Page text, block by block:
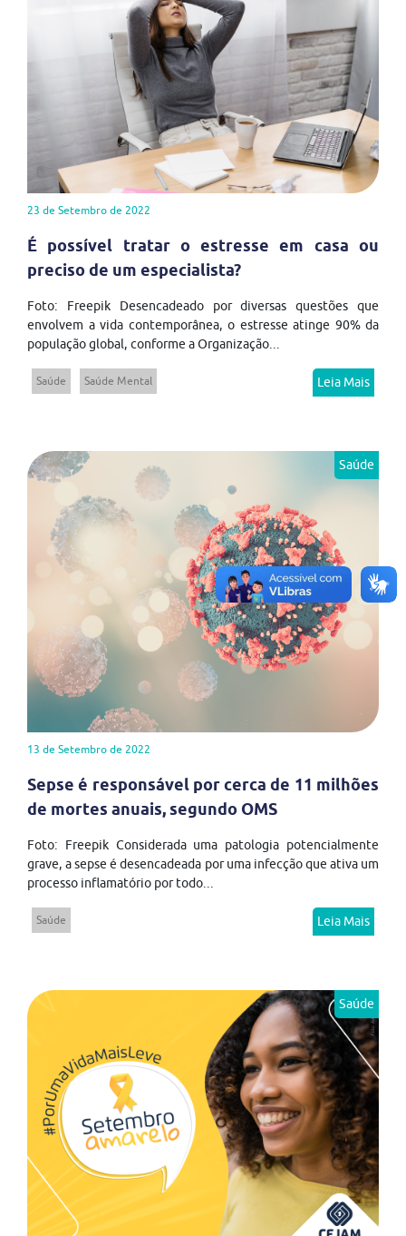
23 de Setembro de 2022
É possível tratar o estresse em casa ou
preciso de um especialista?
Foto: Freepik Desencadeado por diversas questões que
envolvem a vida contemporânea, o estresse atinge 90% da
população global, conforme a Organização...
Saúde Saúde Mental Leia Mais
Saúde
13 de Setembro de 2022
Sepse é responsável por cerca de 11 milhões
de mortes anuais, segundo OMS
Foto: Freepik Considerada uma patologia potencialmente
grave, a sepse é desencadeada por uma infecção que ativa um
processo inflamatório por todo...
Saúde Leia Mais
Saúde